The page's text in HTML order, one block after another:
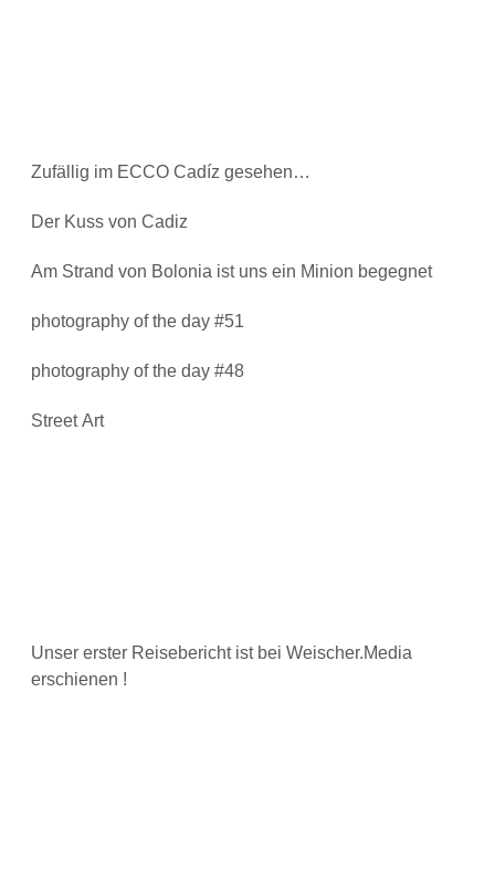
Zufällig im ECCO Cadíz gesehen…
Der Kuss von Cadiz
Am Strand von Bolonia ist uns ein Minion begegnet
photography of the day #51
photography of the day #48
Street Art
Unser erster Reisebericht ist bei Weischer.Media
erschienen !